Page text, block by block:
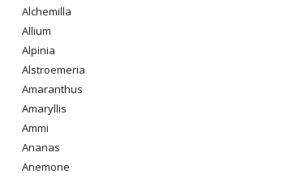
Alchemilla
Allium
Alpinia
Alstroemeria
Amaranthus
Amaryllis
Ammi
Ananas
Anemone